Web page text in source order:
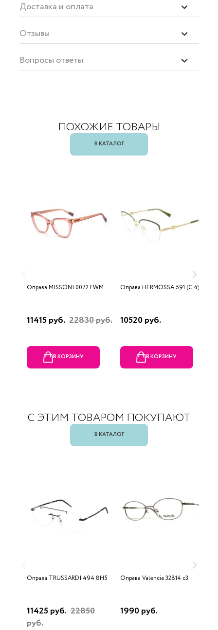
Доставка и оплата
Отзывы
Вопросы ответы
ПОХОЖИЕ ТОВАРЫ
В КАТАЛОГ
Оправа MISSONI 0072 FWM
11415 руб. 22830 руб.
В КОРЗИНУ
Оправа HERMOSSA 591 (C 4)
10520 руб.
В КОРЗИНУ
С ЭТИМ ТОВАРОМ ПОКУПАЮТ
В КАТАЛОГ
Оправа TRUSSARDI 494 8H5
11425 руб. 22850
руб.
Оправа Valencia 32814 c3
1990 руб.